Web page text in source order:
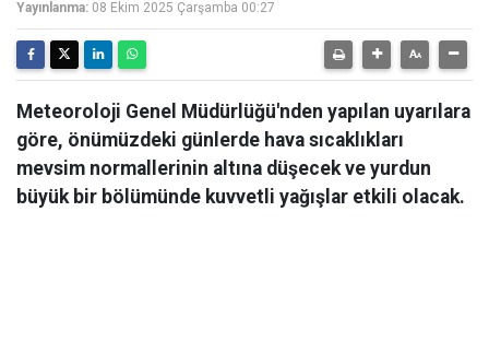
Yayınlanma: 08 Ekim 2025 Çarşamba 00:27
Meteoroloji Genel Müdürlüğü'nden yapılan uyarılara
göre, önümüzdeki günlerde hava sıcaklıkları
mevsim normallerinin altına düşecek ve yurdun
büyük bir bölümünde kuvvetli yağışlar etkili olacak.